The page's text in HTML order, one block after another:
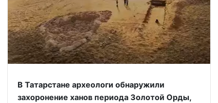
В Татарстане археологи обнаружили
захоронение ханов периода Золотой Орды,